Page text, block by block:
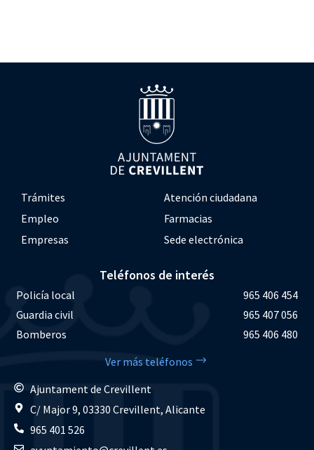
Trámites
Atención ciudadana
Empleo
Farmacias
Empresas
Sede electrónica
Teléfonos de interés
Policía local
965 406 454
Guardia civil
965 407 056
Bomberos
965 406 480
Ver más teléfonos
Ajuntament de Crevillent
C/ Major 9, 03330 Crevillent, Alicante
965 401 526